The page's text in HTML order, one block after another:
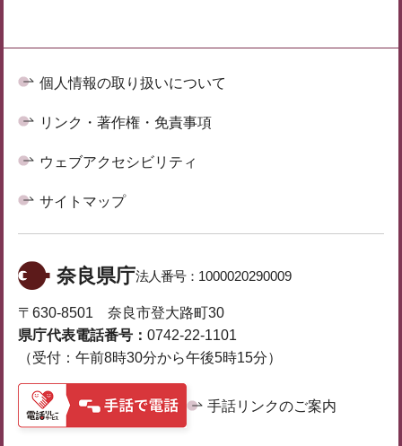
個人情報の取り扱いについて
リンク・著作権・免責事項
ウェブアクセシビリティ
サイトマップ
奈良県庁法人番号： 1000020290009
〒630-8501 奈良市登大路町30
県庁代表電話番号： 0742-22-1101
（受付：午前8時30分から午後5時15分）
手話リンクのご案内